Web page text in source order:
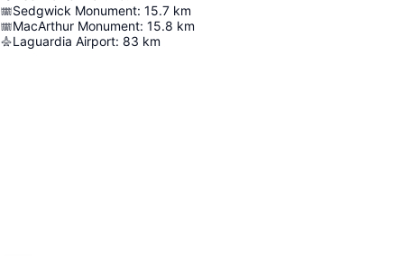
Sedgwick Monument: 15.7 km
MacArthur Monument: 15.8 km
Laguardia Airport: 83 km